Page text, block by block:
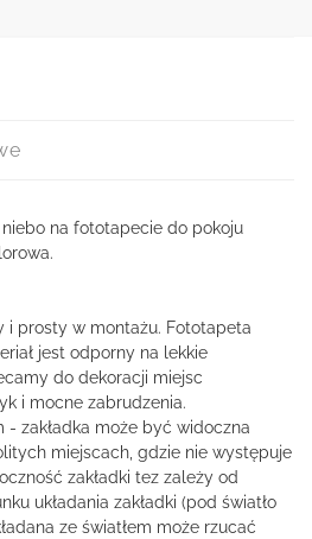
na fototapecie do pokoju
i prosty w montażu. Fototapeta
jest odporny na lekkie
do dekoracji miejsc
i mocne zabrudzenia.
- zakładka może być widoczna
miejscach, gdzie nie występuje
zakładki tez zależy od
układania zakładki (pod światło
ze światłem może rzucać